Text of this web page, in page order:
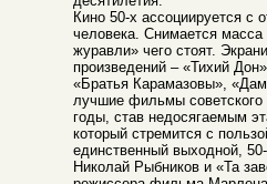
Кино 50-х ассоциируется с
человека. Снимается
журавли» чего стоят.
произведений – «Тихий
«Братья Карамазовы»,
лучшие фильмы
годы, став недосягаемым
который стремится с
единственный выходной,
Николай Рыбников и «Та